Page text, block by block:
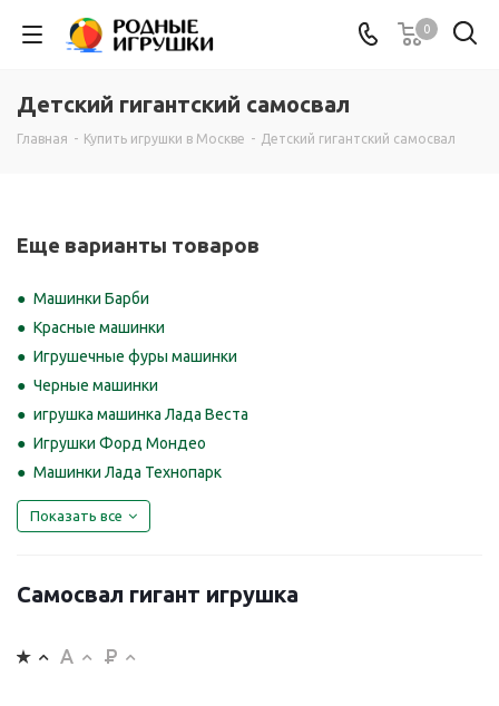
0
Детский гигантский самосвал
Главная - Купить игрушки в Москве - Детский гигантский самосвал
Еще варианты товаров
Машинки Барби
Красные машинки
Игрушечные фуры машинки
Черные машинки
игрушка машинка Лада Веста
Игрушки Форд Мондео
Машинки Лада Технопарк
Показать все
Самосвал гигант игрушка